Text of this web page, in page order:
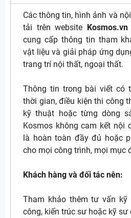
Các thông tin, hình ảnh và
tải trên website Kosmos.vn
cung cấp thông tin tham
vật liệu và giải pháp ứng
trang trí nội thất, ngoại thất.
Thông tin trong bài viết có
thời gian, điều kiện thi công
kỹ thuật hoặc từng dòng
Kosmos không cam kết nội
là hoàn toàn đầy đủ hoặc
cho mọi công trình, mọi mục
Khách hàng và đối tác nên:
Tham khảo thêm tư vấn
công, kiến trúc sư hoặc kỹ sư